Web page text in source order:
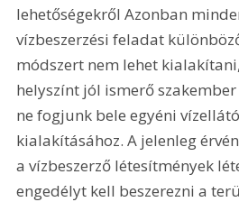
lehetőségekről Azonban
vízbeszerzési feladat
módszert nem lehet
helyszínt jól ismerő
ne fogjunk bele egyéni
kialakításához. A jelenleg
a vízbeszerző létesítmények
engedélyt kell beszerezni a